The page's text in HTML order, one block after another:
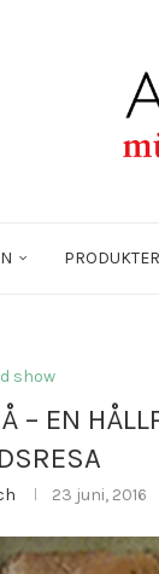
PRODUKTER
show
– EN
23 juni, 2016